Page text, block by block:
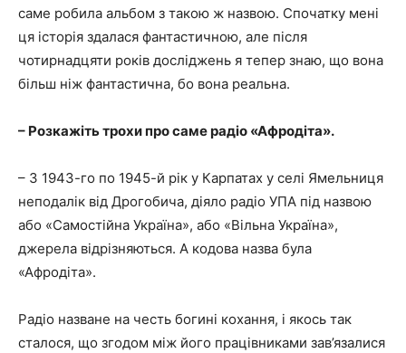
саме робила альбом з такою ж назвою. Спочатку мені
ця історія здалася фантастичною, але після
чотирнадцяти років досліджень я тепер знаю, що вона
більш ніж фантастична, бо вона реальна.
– Розкажіть трохи про саме радіо «Афродіта».
– З 1943-го по 1945-й рік у Карпатах у селі Ямельниця
неподалік від Дрогобича, діяло радіо УПА під назвою
або «Самостійна Україна», або «Вільна Україна»,
джерела відрізняються. А кодова назва була
«Афродіта».
Радіо назване на честь богині кохання, і якось так
сталося, що згодом між його працівниками зав’язалися